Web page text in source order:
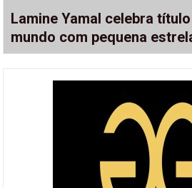
Lamine Yamal celebra
mundo com pequena